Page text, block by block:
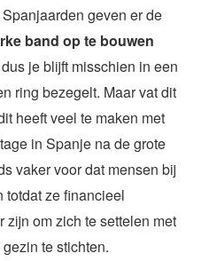
geven er de
band op te bouwen
je blijft misschien in een
ring bezegelt. Maar vat dit
heeft veel te maken met
in Spanje na de grote
vaker voor dat mensen bij
totdat ze financieel
om zich te settelen met
te stichten.